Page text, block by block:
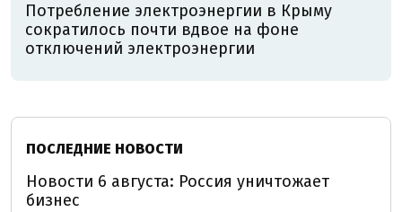
Потребление электроэнергии в Крыму
сократилось почти вдвое на фоне
отключений электроэнергии
ПОСЛЕДНИЕ НОВОСТИ
Новости 6 августа: Россия уничтожает
бизнес